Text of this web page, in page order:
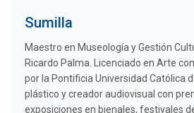
Sumilla
Maestro en Museología y Gestión
Ricardo Palma. Licenciado en Arte
por la Pontificia Universidad Católica
plástico y creador audiovisual con
exposiciones en bienales, festivales